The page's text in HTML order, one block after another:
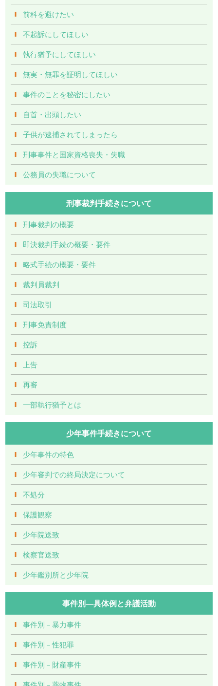
前科を避けたい
不起訴にしてほしい
執行猶予にしてほしい
無実・無罪を証明してほしい
事件のことを秘密にしたい
自首・出頭したい
子供が逮捕されてしまったら
刑事事件と国家資格喪失・失職
公務員の失職について
刑事裁判手続きについて
刑事裁判の概要
即決裁判手続の概要・要件
略式手続の概要・要件
裁判員裁判
司法取引
刑事免責制度
控訴
上告
再審
一部執行猶予とは
少年事件手続きについて
少年事件の特色
少年審判での終局決定について
不処分
保護観察
少年院送致
検察官送致
少年鑑別所と少年院
事件別―具体例と弁護活動
事件別－暴力事件
事件別－性犯罪
事件別－財産事件